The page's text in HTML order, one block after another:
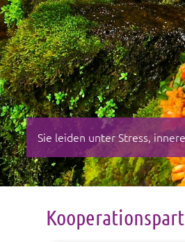
Sie leiden unter Stress,